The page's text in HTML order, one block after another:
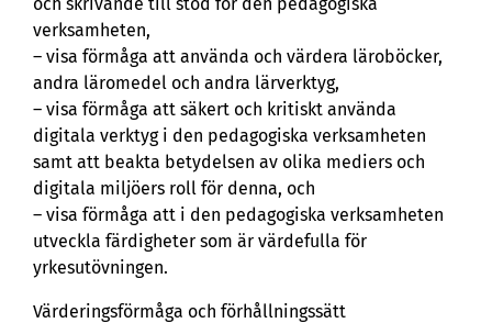
verksamheten,
– visa förmåga att använda och värdera läroböcker,
andra läromedel och andra lärverktyg,
– visa förmåga att säkert och kritiskt använda
digitala verktyg i den pedagogiska verksamheten
samt att beakta betydelsen av olika mediers och
digitala miljöers roll för denna, och
– visa förmåga att i den pedagogiska verksamheten
utveckla färdigheter som är värdefulla för
yrkesutövningen.
Värderingsförmåga och förhållningssätt